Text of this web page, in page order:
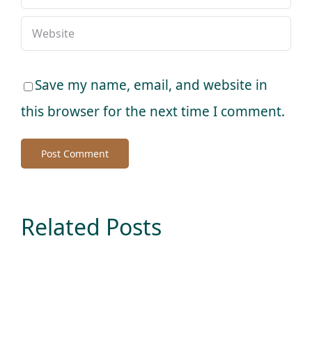
Save my name, email, and website in
this browser for the next time I comment.
Related Posts